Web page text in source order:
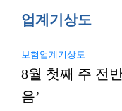
업계기상도
보험업계기상도
8월 첫째 주 전
음’